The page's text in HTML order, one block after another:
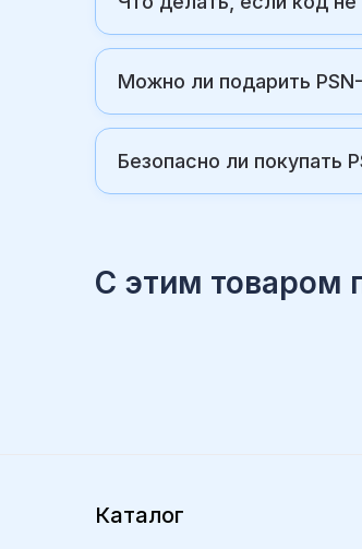
Можно ли подарить
Безопасно ли покупать
С этим товаром
Каталог